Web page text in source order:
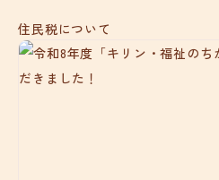
住民税について